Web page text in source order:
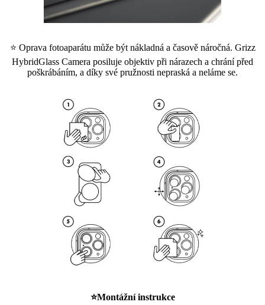
⭐ Oprava fotoaparátu může být nákladná a časově náročná. Grizz
HybridGlass Camera posiluje objektiv při nárazech a chrání před
poškrábáním, a díky své pružnosti nepraská a neláme se.
⭐Montážní instrukce